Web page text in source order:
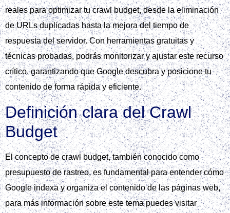
reales para optimizar tu crawl budget, desde la eliminación
de URLs duplicadas hasta la mejora del tiempo de
respuesta del servidor. Con herramientas gratuitas y
técnicas probadas, podrás monitorizar y ajustar este recurso
crítico, garantizando que Google descubra y posicione tu
contenido de forma rápida y eficiente.
Definición clara del Crawl
Budget
El concepto de crawl budget, también conocido como
presupuesto de rastreo, es fundamental para entender cómo
Google indexa y organiza el contenido de las páginas web,
para más información sobre este tema puedes visitar